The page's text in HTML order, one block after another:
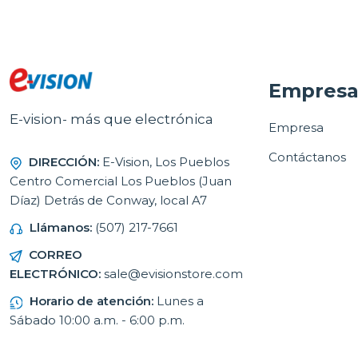
E-vision- más que electrónica
DIRECCIÓN: E-Vision, Los Pueblos
Centro Comercial Los Pueblos (Juan
Díaz) Detrás de Conway, local A7
Llámanos: (507) 217-7661
CORREO
ELECTRÓNICO: sale@evisionstore.com
Horario de atención: Lunes a
Sábado 10:00 a.m. - 6:00 p.m.
Empresa
Empresa
Contáctanos